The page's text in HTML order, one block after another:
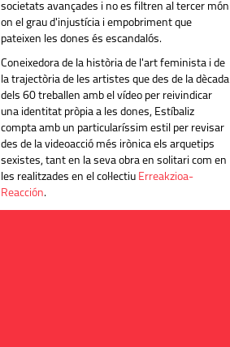
societats avançades i no es filtren al tercer món
on el grau d'injustícia i empobriment que
pateixen les dones és escandalós.
Coneixedora de la història de l'art feminista i de
la trajectòria de les artistes que des de la dècada
dels 60 treballen amb el vídeo per reivindicar
una identitat pròpia a les dones, Estíbaliz
compta amb un particularíssim estil per revisar
des de la videoacció més irònica els arquetips
sexistes, tant en la seva obra en solitari com en
les realitzades en el col·lectiu Erreakzioa-
Reacción.